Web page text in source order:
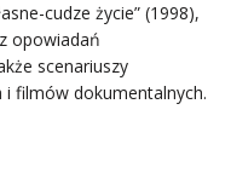
cudze życie” (1998),
opowiadań
scenariuszy
filmów dokumentalnych.